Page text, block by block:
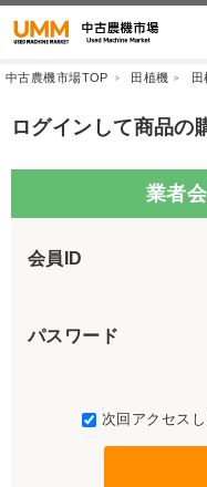
中古農機市場TOP 田植機 田
ログインして商品の
業者
会員ID
パスワード
次回アクセス